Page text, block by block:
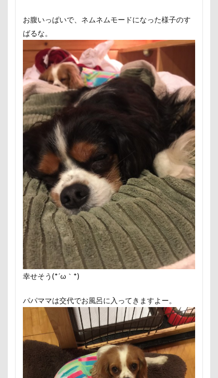
お腹いっぱいで、ネムネムモードになった様子のす
ばるな。
幸せそう(*´ω｀*)
パパママは交代でお風呂に入ってきますよー。
ドッグラン
ドッグプール
ドッグプリントロングスリーブTシャツ
ドッグフード
ドッグパラダイス・フィフスアヴェニュー
ドッグデプト
ドッグダンス
ドッグタウン小豆沢
ドッグジャカードニットトップ
トマト
ドッグカフェ
トレーニング
トレジャーガーデン
トリミング
トリックアート
トラクター
トライカラー
ティーポット
ティキちゃん
ドッグリゾート Woof
タイムプラス
ダンくん
ダルダル犬 ダラダラ
ダッシュ
ターン
タンポポ
タロタンちゃん
タロくん
タッテ
タイムトライアル
チェルシーちゃん
ソラくん
ソフトクリーム
ソフトエアーカラフルメッシュハーネス
ソファー
スープ
スーパービバホーム三郷店
ダンス
チキン
ツツジ チャーム類
ツイテ
チロルちゃん
チルトシフト
チョコ君
チョコちゃん
チョコくん
チューリップフェア
チューリップ